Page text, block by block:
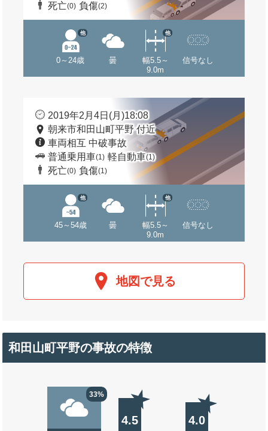
死亡(0) 負傷(2)
0～24歳
他
曇
幅5.5～
9.0m
他
信号なし
2019年2月4日(月)18:08
朝来市和田山町平野 付近
車両相互 中破事故
普通乗用車(1) 軽自動車(1)
死亡(0) 負傷(1)
45～54歳
他
曇
幅5.5～
9.0m
他
信号なし
地図で見る
和田山町平野の事故の特徴
33%
4.5 4.0